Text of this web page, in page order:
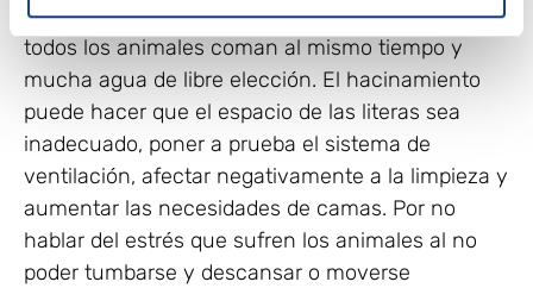
suficiente espacio de alimentación para que
todos los animales coman al mismo tiempo y
mucha agua de libre elección. El hacinamiento
puede hacer que el espacio de las literas sea
inadecuado, poner a prueba el sistema de
ventilación, afectar negativamente a la limpieza y
aumentar las necesidades de camas. Por no
hablar del estrés que sufren los animales al no
poder tumbarse y descansar o moverse